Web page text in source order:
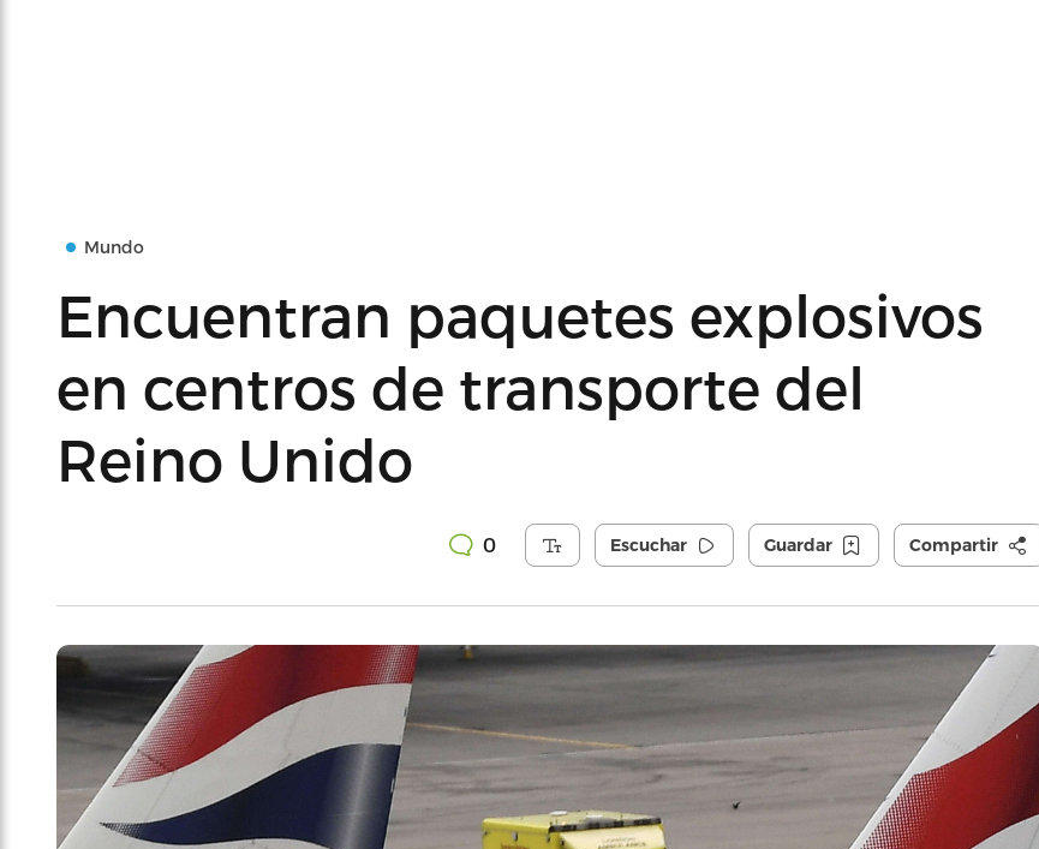
Mundo
Encuentran paquetes explosivos
en centros de transporte del
Reino Unido
0 Escuchar Guardar Compartir